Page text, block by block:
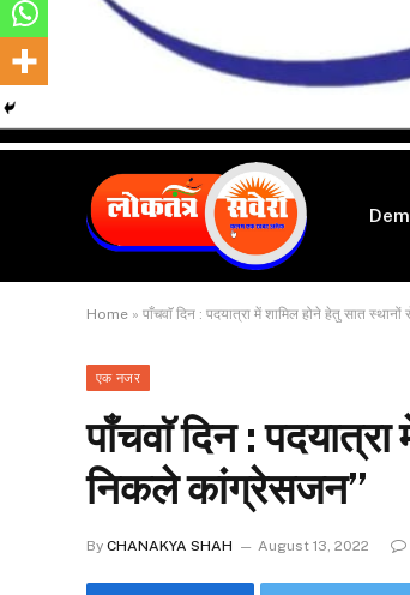
Home » पाँचवाॅ दिन : पदयात्रा में शामिल होने हेतु सात
एक नजर
पाँचवाॅ दिन :
निकले कांग्रेसजन”
By CHANAKYA SHAH August 13, 2022